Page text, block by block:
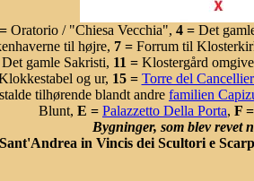
Oratorio / "Chiesa Vecchia", 4 = Det
til højre, 7 = Forrum til
Det gamle Sakristi, 11 = Klostergård
og ur, 15 = Torre del
tilhørende blandt andre familien
Blunt, E = Palazzetto Della Porta, F =
Bygninger, som blev revet
in Vincis dei Scultori e